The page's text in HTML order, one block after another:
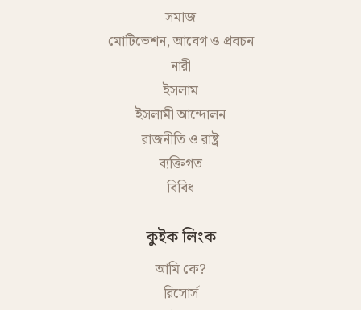
সমাজ
মোটিভেশন, আবেগ ও প্রবচন
নারী
ইসলাম
ইসলামী আন্দোলন
রাজনীতি ও রাষ্ট্র
ব্যক্তিগত
বিবিধ
কুইক লিংক
আমি কে?
রিসোর্স